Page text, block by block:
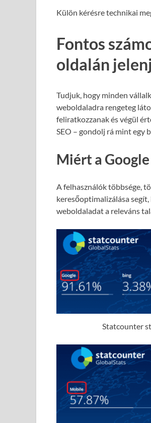
Külön kérésre technikai
Fontos
oldalán
Tudjuk, hogy minden
weboldaladra rengeteg
feliratkozzanak és végül
SEO – gondolj rá mint egy
Miért a
A felhasználók többsége,
keresőoptimalizálása
weboldaladat a releváns
Statcounter